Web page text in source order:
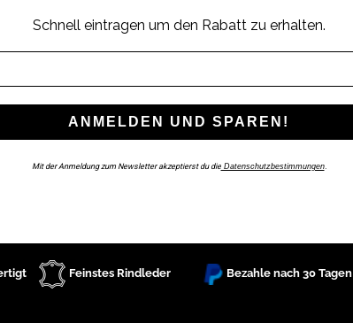
Schnell eintragen um den Rabatt zu erhalten.
ANMELDEN UND SPAREN!
Mit der Anmeldung zum Newsletter akzeptierst du dieDatenschutzbestimmungen.
Feinstes Rindleder Bezahle nach 30 Tagen